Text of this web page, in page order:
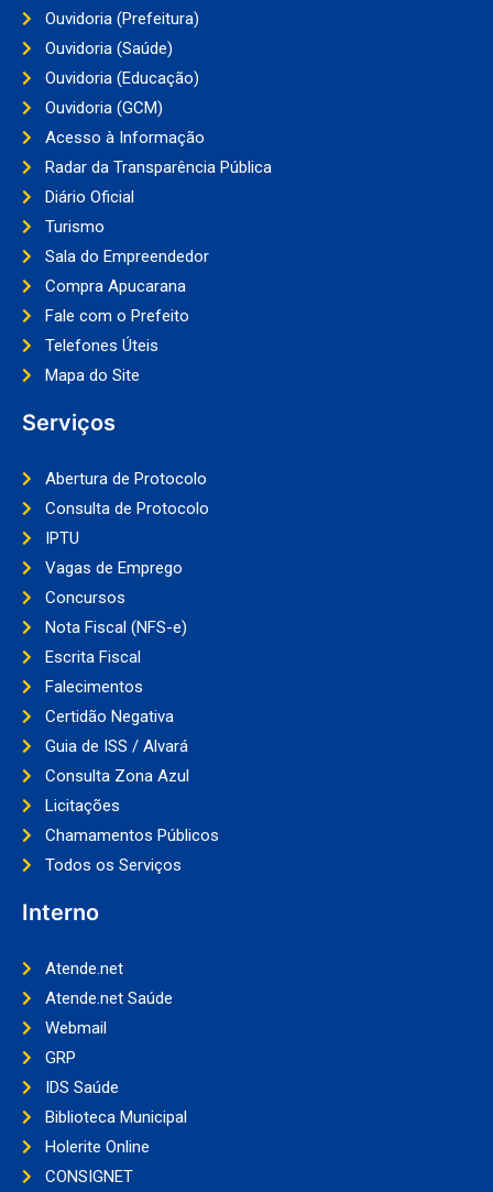
Ouvidoria (Prefeitura)
Ouvidoria (Saúde)
Ouvidoria (Educação)
Ouvidoria (GCM)
Acesso à Informação
Radar da Transparência Pública
Diário Oficial
Turismo
Sala do Empreendedor
Compra Apucarana
Fale com o Prefeito
Telefones Úteis
Mapa do Site
Serviços
Abertura de Protocolo
Consulta de Protocolo
IPTU
Vagas de Emprego
Concursos
Nota Fiscal (NFS-e)
Escrita Fiscal
Falecimentos
Certidão Negativa
Guia de ISS / Alvará
Consulta Zona Azul
Licitações
Chamamentos Públicos
Todos os Serviços
Interno
Atende.net
Atende.net Saúde
Webmail
GRP
IDS Saúde
Biblioteca Municipal
Holerite Online
CONSIGNET